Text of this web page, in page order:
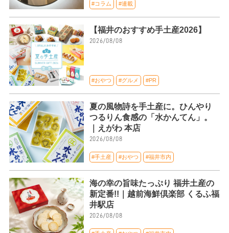
#コラム #連載
【福井のおすすめ手土産2026】
2026/08/08
#おやつ #グルメ #PR
夏の風物詩を手土産に。ひんやり
つるりん食感の「水かんてん」。
｜えがわ 本店
2026/08/08
#手土産 #おやつ #福井市内
海の幸の旨味たっぷり 福井土産の
新定番!!｜越前海鮮倶楽部 くるふ福
井駅店
2026/08/08